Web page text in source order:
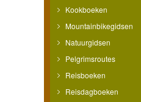
Kookboeken
Mountainbikegidsen
Natuurgidsen
Pelgrimsroutes
Reisboeken
Reisdagboeken